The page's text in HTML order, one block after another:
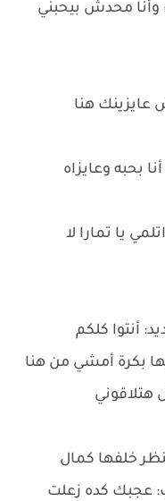
محدش بيحبني
عايزينك هنا
بحبه وعايزاه
يا تمارا لا
أنتوا كلكم
بكرة أمشي من هنا
هتلاقوني
خلفها كمال
عجبك كده زعلت